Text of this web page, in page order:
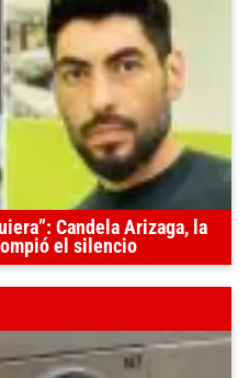
Candela Arizaga, la
el silencio